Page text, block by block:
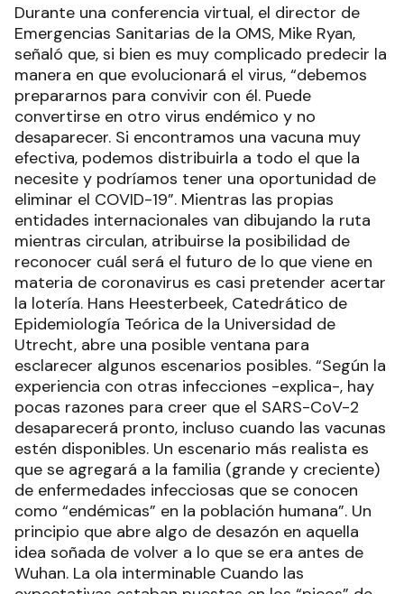
Durante una conferencia virtual, el director de
Emergencias Sanitarias de la OMS, Mike Ryan,
señaló que, si bien es muy complicado predecir la
manera en que evolucionará el virus, “debemos
prepararnos para convivir con él. Puede
convertirse en otro virus endémico y no
desaparecer. Si encontramos una vacuna muy
efectiva, podemos distribuirla a todo el que la
necesite y podríamos tener una oportunidad de
eliminar el COVID-19”. Mientras las propias
entidades internacionales van dibujando la ruta
mientras circulan, atribuirse la posibilidad de
reconocer cuál será el futuro de lo que viene en
materia de coronavirus es casi pretender acertar
la lotería. Hans Heesterbeek, Catedrático de
Epidemiología Teórica de la Universidad de
Utrecht, abre una posible ventana para
esclarecer algunos escenarios posibles. “Según la
experiencia con otras infecciones -explica-, hay
pocas razones para creer que el SARS-CoV-2
desaparecerá pronto, incluso cuando las vacunas
estén disponibles. Un escenario más realista es
que se agregará a la familia (grande y creciente)
de enfermedades infecciosas que se conocen
como “endémicas” en la población humana”. Un
principio que abre algo de desazón en aquella
idea soñada de volver a lo que se era antes de
Wuhan. La ola interminable Cuando las